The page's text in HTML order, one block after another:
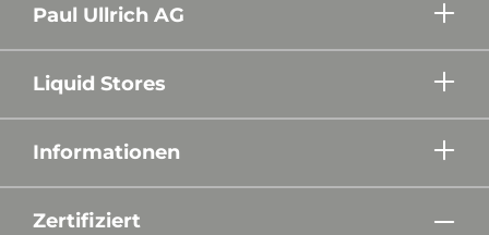
Paul Ullrich AG
Liquid Stores
Informationen
Zertifiziert